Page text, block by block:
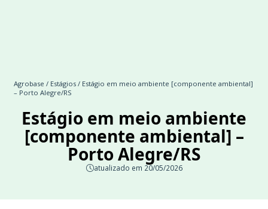
Agrobase / Estágios / Estágio em meio ambiente [componente ambiental]
– Porto Alegre/RS
Estágio em meio ambiente
[componente ambiental] –
Porto Alegre/RS
atualizado em 20/05/2026